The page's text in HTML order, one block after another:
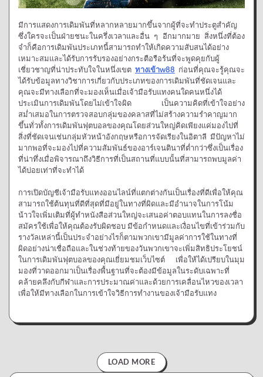
มีการแสดงการเดิมพันที่หลากหลายมากขึ้นจากผู้ที่จะทำประตูสำคัญ
ซึ่งใครจะเป็นฝ่ายชนะในครึ่งเวลาและอื่น ๆ อีกมากมาย สิ่งหนึ่งที่ต้อง
จำก็คือการเดิมพันประเภทนี้สามารถทำให้เกิดความสับสนได้อย่าง
เหมาะสมและได้รับการรับรองอย่างกระตือรือร้นที่จะพูดคุยกับผู้
เชี่ยวชาญที่น่าประทับใจในหนึ่งเขต ทางเข้าw88 ก่อนที่คุณจะรู้คุณจะ
ได้รับข้อมูลทางวิชาการเกี่ยวกับประเภทของการเดิมพันที่ชัดเจนและ
คุณจะมีทางเลือกที่จะมองเห็นเมื่อเจ้ามือรับแทงคนใดคนหนึ่งได้
ประเมินการเดิมพันโดยไม่เข้าใจผิด เป็นความคิดที่เข้าใจอย่าง
สม่ำเสมอในการตรวจสอบกลุ่มของคลาสที่ไม่สร้างความรำคาญมาก
ขึ้นทั่วทั้งการเดิมพันฟุตบอลของคุณโดยส่วนใหญ่คิดเพียงแค่มองไปที่
สิ่งที่ชัดเจนเช่นกลุ่มหัวหน้าอังกฤษหรือการจัดเรียงในอิตาลี มีปัญหาไม่
มากพอที่จะมองไปที่ความสัมพันธ์ของอาร์เจนตินาที่ต่ำกว่าซึ่งเป็นเรื่อง
ที่น่าทึ่งเมื่อพิจารณาถึงวิธีการที่เป็นสถานที่แบบนั้นที่สามารถพบมูลค่า
ได้บ่อยเท่าที่จะทำได้
การเปิดบัญชีเจ้ามือรับแทงออนไลน์ที่แตกต่างกันเป็นเรื่องที่ดีเพื่อให้คุณ
สามารถใช้ต้นทุนที่ดีที่สุดที่มีอยู่ในทางที่ผิดและมีอำนาจในการโน้ม
น้าวใจเพิ่มเติมที่ผู้ทำหนังสือส่วนใหญ่จะเสนอค่าตอบแทนในการลงชื่อ
สมัครใช้เพื่อให้คุณต้องรับผิดชอบ มีข้อกำหนดและเงื่อนไขที่เข้าร่วมกับ
รางวัลเหล่านี้เป็นประจำอย่างไรก็ตามพวกเขามีมูลค่าการใช้ในทางที่
ผิดอย่างน่าเชื่อถือและในช่วงท้ายของวันพวกเขาจะเพิ่มสิทธิประโยชน์
ในการเดิมพันฟุตบอลของคุณเยี่ยมชมเว็บไซต์ เพื่อให้ได้เปรียบในมุม
มองที่วาดออกมาเป็นเรื่องพื้นฐานที่จะต้องมีข้อมูลในระดับเฉพาะที่
คล้ายคลึงกับกีฬาและการประมาณค่าและด้วยการเคลื่อนไหวของเวลา
เพื่อให้มีทางเลือกในการเข้าใจวิธีการทำงานของเจ้ามือรับแทง
LOAD MORE